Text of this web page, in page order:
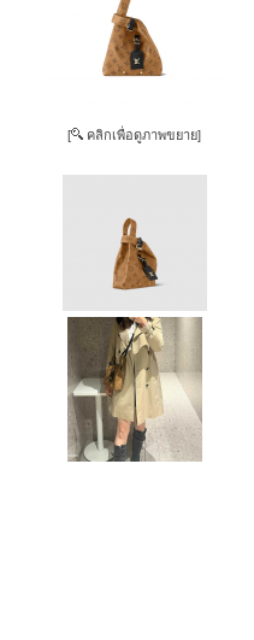
[ คลิกเพื่อดูภาพขยาย]